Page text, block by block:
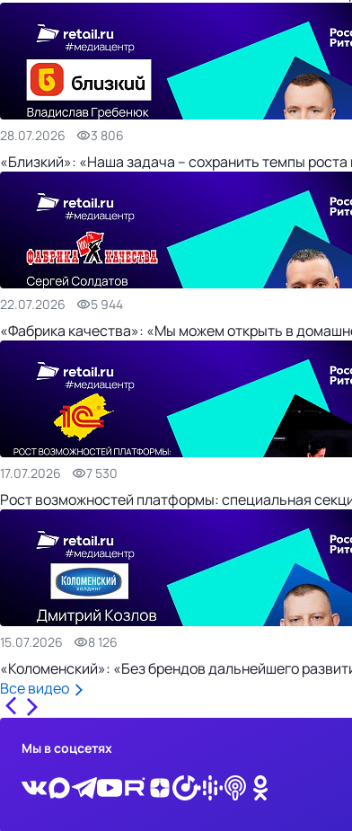
28.07.2026 3 806
«Близкий»: «Наша задача – сохранить темпы
22.07.2026 5 944
«Фабрика качества»: «Мы можем открыть в
17.07.2026 7 530
Рост возможностей платформы: специальная
15.07.2026 8 126
«Коломенский»: «Без брендов дальнейшего
Все видео
Мы в соцсетях